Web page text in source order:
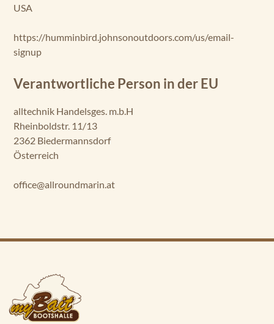
USA
https://humminbird.johnsonoutdoors.com/us/email-
signup
Verantwortliche Person in der EU
alltechnik Handelsges. m.b.H
Rheinboldstr. 11/13
2362 Biedermannsdorf
Österreich
office@allroundmarin.at